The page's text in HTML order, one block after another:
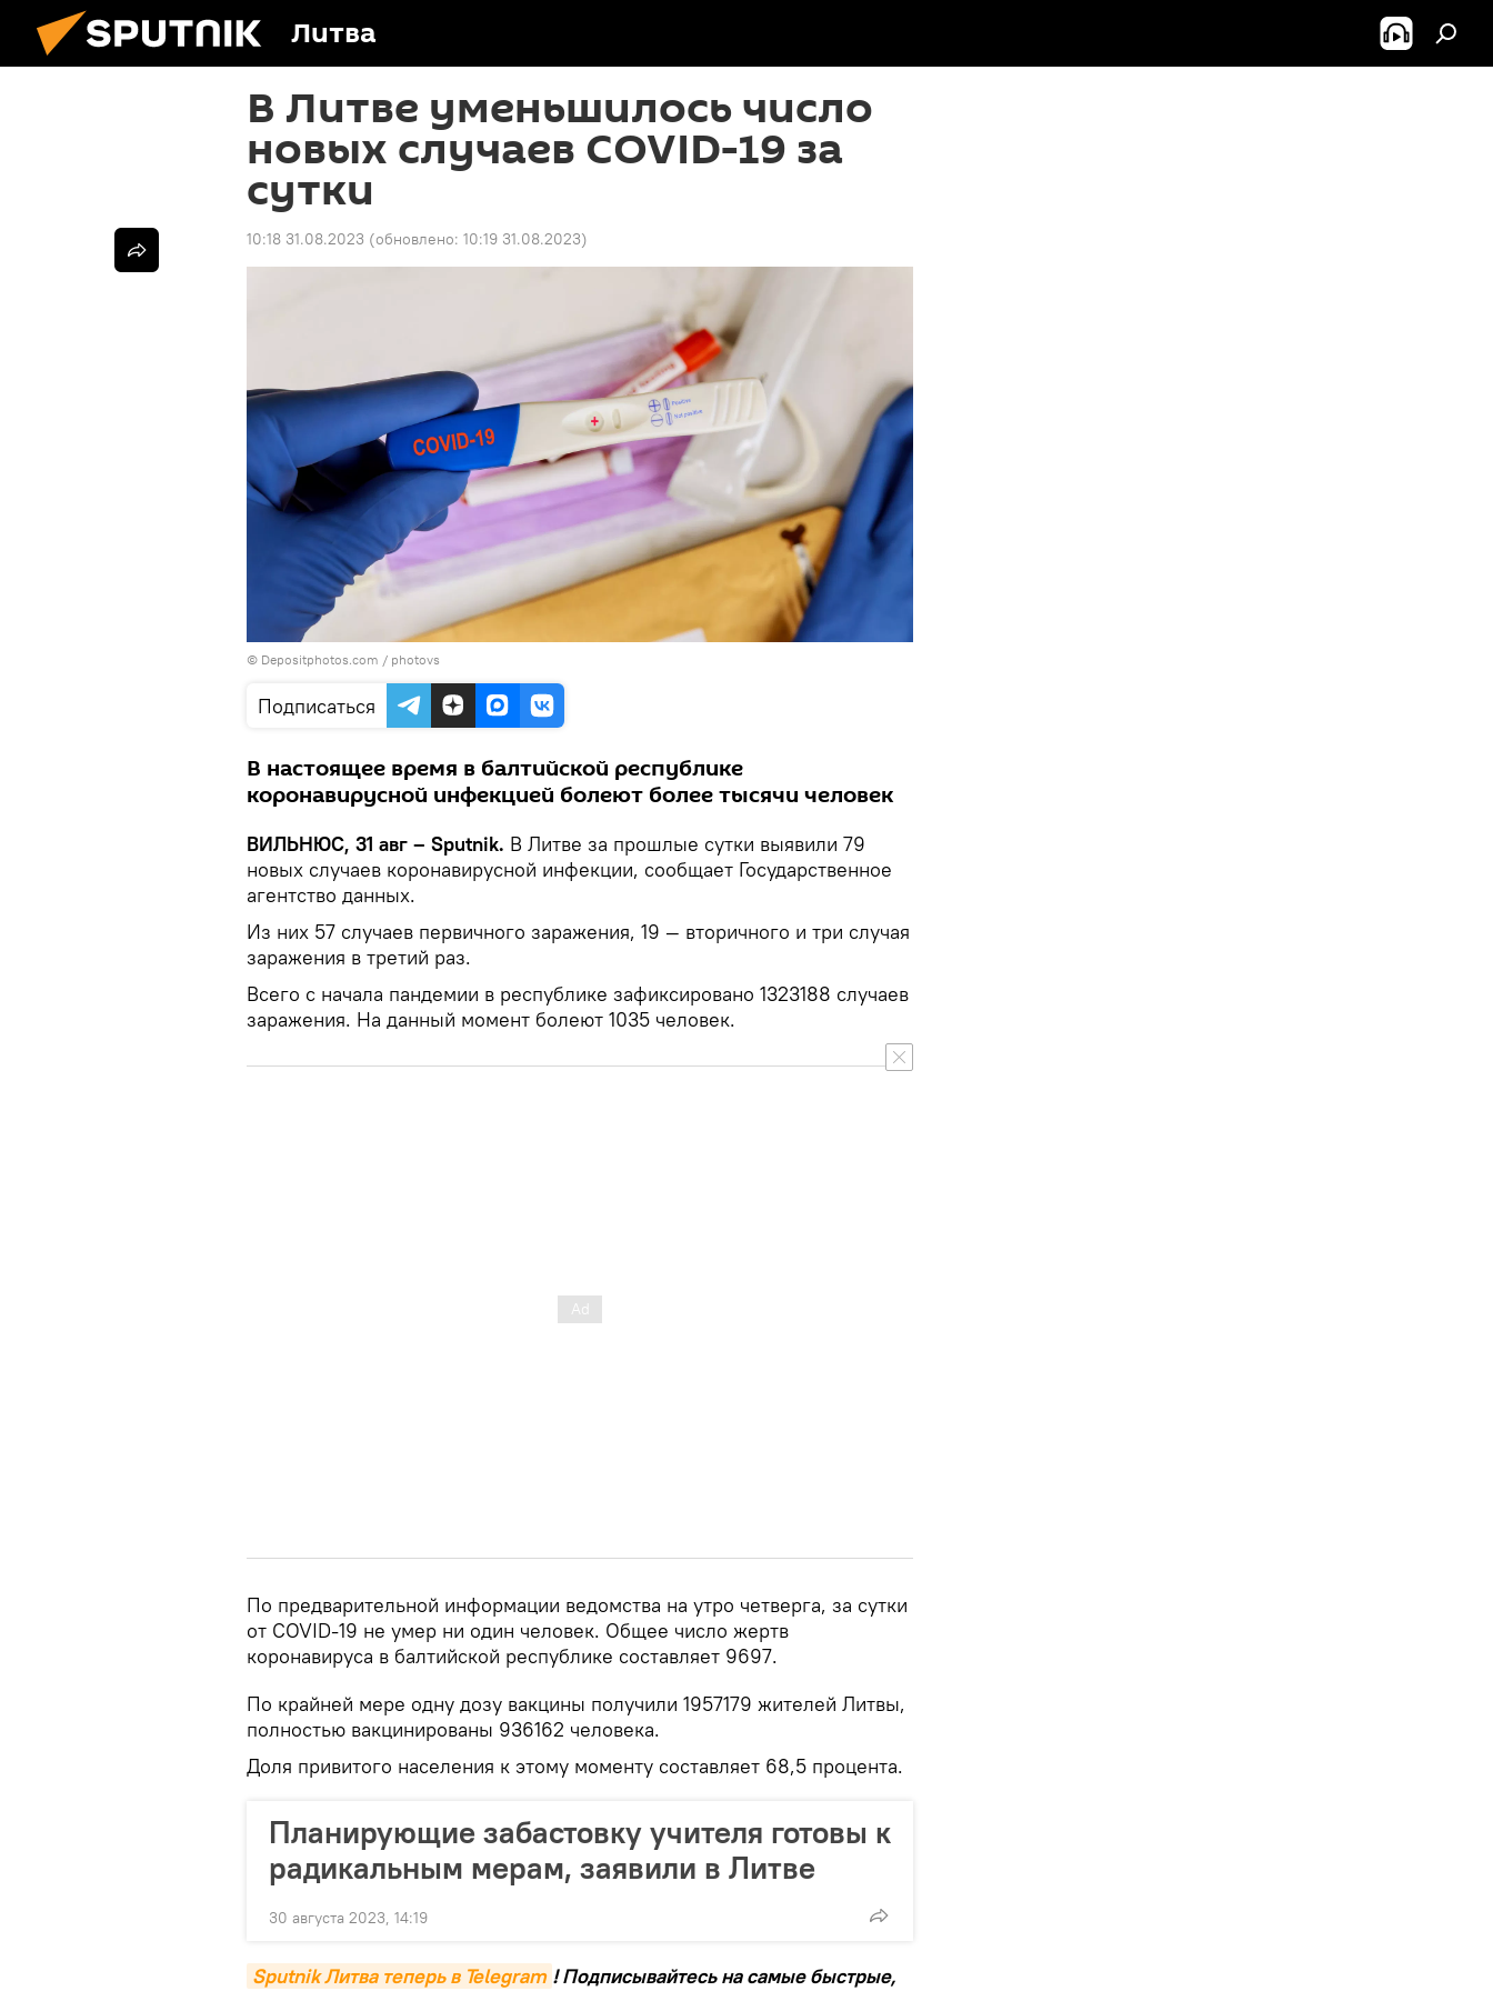
Литва
В Литве уменьшилось число
новых случаев COVID-19 за
сутки
10:18 31.08.2023 (обновлено: 10:19 31.08.2023)
© Depositphotos.com / photovs
Подписаться
В настоящее время в балтийской республике
коронавирусной инфекцией болеют более тысячи человек
ВИЛЬНЮС, 31 авг – Sputnik. В Литве за прошлые сутки выявили 79
новых случаев коронавирусной инфекции, сообщает Государственное
агентство данных.
Из них 57 случаев первичного заражения, 19 — вторичного и три случая
заражения в третий раз.
Всего с начала пандемии в республике зафиксировано 1323188 случаев
заражения. На данный момент болеют 1035 человек.
По предварительной информации ведомства на утро четверга, за сутки
от COVID-19 не умер ни один человек. Общее число жертв
коронавируса в балтийской республике составляет 9697.
По крайней мере одну дозу вакцины получили 1957179 жителей Литвы,
полностью вакцинированы 936162 человека.
Доля привитого населения к этому моменту составляет 68,5 процента.
Планирующие забастовку учителя готовы к
радикальным мерам, заявили в Литве
30 августа 2023, 14:19
Sputnik Литва теперь в Telegram ! Подписывайтесь на самые быстрые,